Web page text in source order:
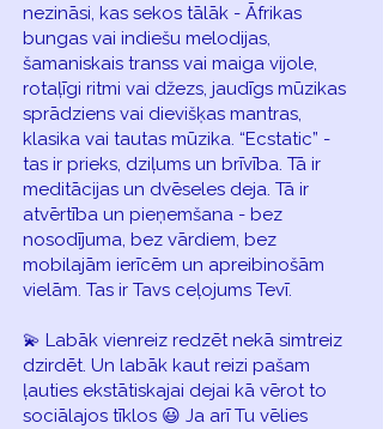
nezināsi, kas sekos tālāk - Āfrikas
bungas vai indiešu melodijas,
šamaniskais transs vai maiga vijole,
rotaļīgi ritmi vai džezs, jaudīgs mūzikas
sprādziens vai dievišķas mantras,
klasika vai tautas mūzika. “Ecstatic” -
tas ir prieks, dziļums un brīvība. Tā ir
meditācijas un dvēseles deja. Tā ir
atvērtība un pieņemšana - bez
nosodījuma, bez vārdiem, bez
mobilajām ierīcēm un apreibinošām
vielām. Tas ir Tavs ceļojums Tevī.
💫 Labāk vienreiz redzēt nekā simtreiz
dzirdēt. Un labāk kaut reizi pašam
ļauties ekstātiskajai dejai kā vērot to
sociālajos tīklos 😃 Ja arī Tu vēlies